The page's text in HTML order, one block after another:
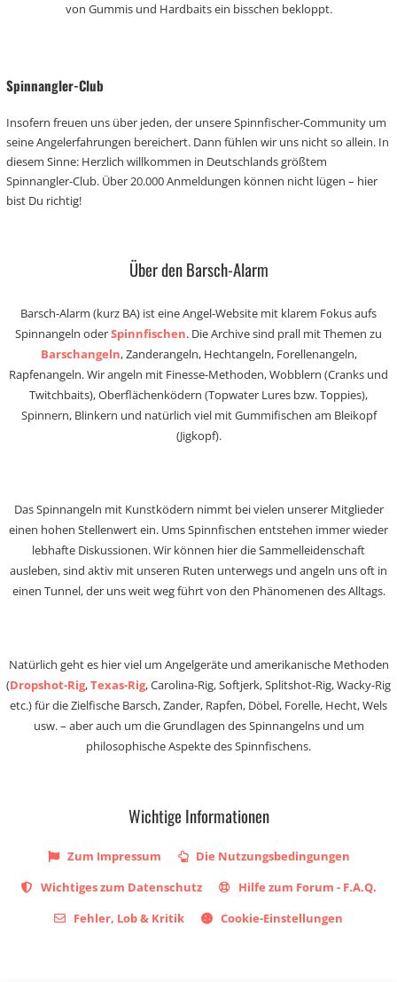
von Gummis und Hardbaits ein bisschen bekloppt.
Spinnangler-Club
Insofern freuen uns über jeden, der unsere Spinnfischer-Community um
seine Angelerfahrungen bereichert. Dann fühlen wir uns nicht so allein. In
diesem Sinne: Herzlich willkommen in Deutschlands größtem
Spinnangler-Club. Über 20.000 Anmeldungen können nicht lügen – hier
bist Du richtig!
Über den Barsch-Alarm
Barsch-Alarm (kurz BA) ist eine Angel-Website mit klarem Fokus aufs
Spinnangeln oderSpinnfischen. Die Archive sind prall mit Themen zu
Barschangeln, Zanderangeln, Hechtangeln, Forellenangeln,
Rapfenangeln. Wir angeln mit Finesse-Methoden, Wobblern (Cranks und
Twitchbaits), Oberflächenködern (Topwater Lures bzw. Toppies),
Spinnern, Blinkern und natürlich viel mit Gummifischen am Bleikopf
(Jigkopf).
Das Spinnangeln mit Kunstködern nimmt bei vielen unserer Mitglieder
einen hohen Stellenwert ein. Ums Spinnfischen entstehen immer wieder
lebhafte Diskussionen. Wir können hier die Sammelleidenschaft
ausleben, sind aktiv mit unseren Ruten unterwegs und angeln uns oft in
einen Tunnel, der uns weit weg führt von den Phänomenen des Alltags.
Natürlich geht es hier viel um Angelgeräte und amerikanische Methoden
(Dropshot-Rig,Texas-Rig, Carolina-Rig, Softjerk, Splitshot-Rig, Wacky-Rig
etc.) für die Zielfische Barsch, Zander, Rapfen, Döbel, Forelle, Hecht, Wels
usw. – aber auch um die Grundlagen des Spinnangelns und um
philosophische Aspekte des Spinnfischens.
Wichtige Informationen
Zum Impressum
Die Nutzungsbedingungen
Wichtiges zum Datenschutz
Hilfe zum Forum - F.A.Q.
Fehler, Lob & Kritik
Cookie-Einstellungen